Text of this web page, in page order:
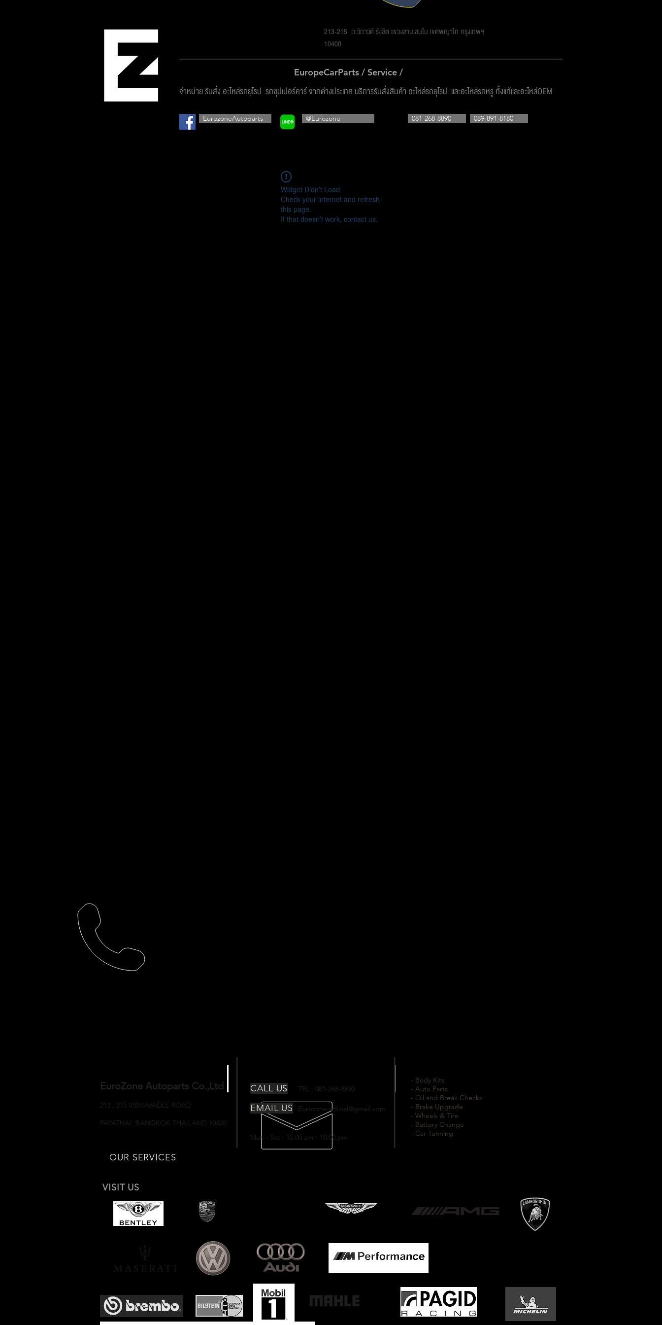
EuropeCarParts / Service /
213-215 ถ.วิภาวดี รังสิต แขวงสามเสนใน เขตพญาไท กรุงเทพฯ
10400
จำหน่าย รับสั่ง อะไหล่รถยุโรป รถซุปเปอร์คาร์ จากต่างประเทศ บริการรับสั่งสินค้า อะไหล่รถยุโรป และอะไหล่รถหรู ทั้งแท้และอะไหล่OEM
EurozoneAutoparts @Eurozone 081-268-8890 089-891-8180
Widget Didn’t Load
Check your internet and refresh
this page.
If that doesn’t work, contact us.
EuroZone Autoparts Co.,Ltd
213 , 215 VIBHAVADEE ROAD
PAYATHAI BANGKOK THAILAND 10400
OUR SERVICES
TEL : 081-268-8890
EMAIL US Eurozone.official@gmail.com
Mon - Sat : 10.00 am - 10.00 pm
- Body Kits
- Auto Parts
- Oil and Break Checks
- Brake Upgrade
- Wheels & Tire
- Battery Change
- Car Tunning
CALL US
VISIT US